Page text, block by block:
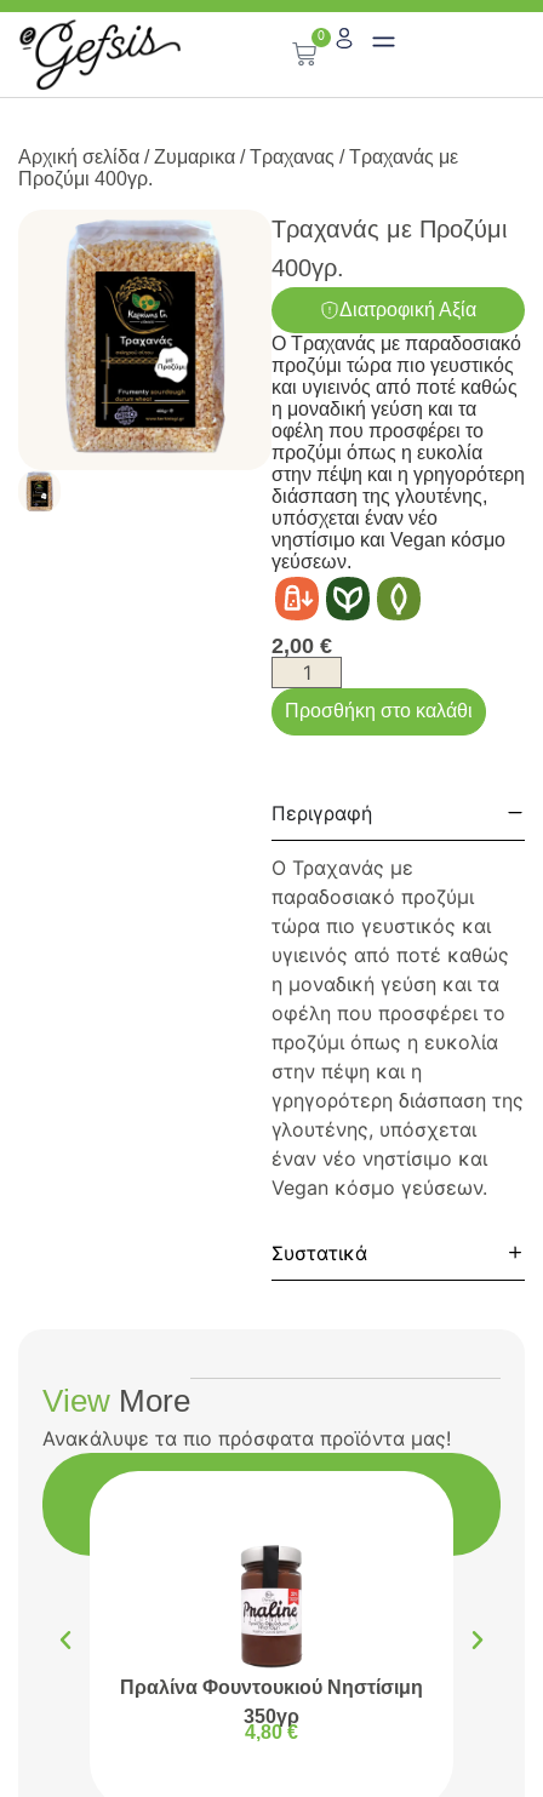
0
Αρχική σελίδα /Ζυμαρικα /Τραχανας / Τραχανάς με
Προζύμι 400γρ.
Τραχανάς με Προζύμι
400γρ.
Διατροφική Αξία
Ο Τραχανάς με παραδοσιακό
προζύμι τώρα πιο γευστικός
και υγιεινός από ποτέ καθώς
η μοναδική γεύση και τα
οφέλη που προσφέρει το
προζύμι όπως η ευκολία
στην πέψη και η γρηγορότερη
διάσπαση της γλουτένης,
υπόσχεται έναν νέο
νηστίσιμο και Vegan κόσμο
γεύσεων.
2,00 €
Προσθήκη στο καλάθι
Περιγραφή
Ο Τραχανάς με
παραδοσιακό προζύμι
τώρα πιο γευστικός και
υγιεινός από ποτέ καθώς
η μοναδική γεύση και τα
οφέλη που προσφέρει το
προζύμι όπως η ευκολία
στην πέψη και η
γρηγορότερη διάσπαση της
γλουτένης, υπόσχεται
έναν νέο νηστίσιμο και
Vegan κόσμο γεύσεων.
Συστατικά
View More
Ανακάλυψε τα πιο πρόσφατα προϊόντα μας!
Πραλίνα Φουντουκιού Νηστίσιμη
350γρ
4,80 €